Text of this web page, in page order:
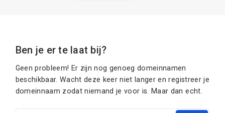
Ben je er te laat bij?
Geen probleem! Er zijn nog genoeg domeinnamen
beschikbaar. Wacht deze keer niet langer en registreer je
domeinnaam zodat niemand je voor is. Maar dan echt.